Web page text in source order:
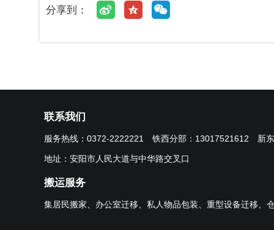
分享到：
联系我们
服务热线： 0372-2222221 铁西分部： 13017521612 新
地址：安阳市人民大道与中华路交叉口
搬运服务
集居民搬家、办公室迁移、私人物品包装、重型设备迁移、